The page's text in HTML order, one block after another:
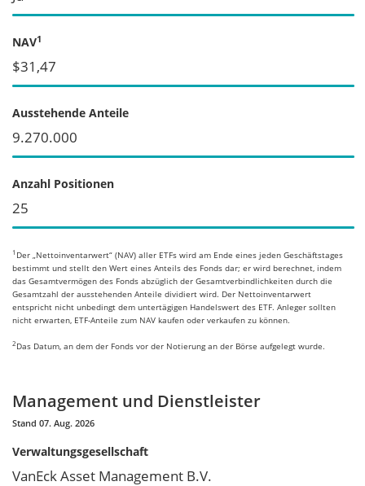
NAV1
$31,47
Ausstehende Anteile
9.270.000
Anzahl Positionen
25
1 Der „Nettoinventarwert“ (NAV) aller ETFs wird am Ende eines jeden Geschäftstages
bestimmt und stellt den Wert eines Anteils des Fonds dar; er wird berechnet, indem
das Gesamtvermögen des Fonds abzüglich der Gesamtverbindlichkeiten durch die
Gesamtzahl der ausstehenden Anteile dividiert wird. Der Nettoinventarwert
entspricht nicht unbedingt dem untertägigen Handelswert des ETF. Anleger sollten
nicht erwarten, ETF-Anteile zum NAV kaufen oder verkaufen zu können.
2 Das Datum, an dem der Fonds vor der Notierung an der Börse aufgelegt wurde.
Management und Dienstleister
Stand 07. Aug. 2026
Verwaltungsgesellschaft
VanEck Asset Management B.V.